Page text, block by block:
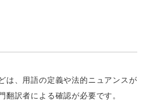
は、用語の定義や法的ニュアンスが
翻訳者による確認が必要です。